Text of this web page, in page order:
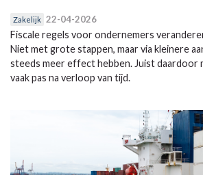
Zakelijk 22-04-2026
Fiscale regels voor ondernemers
Niet met grote stappen, maar via kleinere
steeds meer effect hebben. Juist daardoor
vaak pas na verloop van tijd.